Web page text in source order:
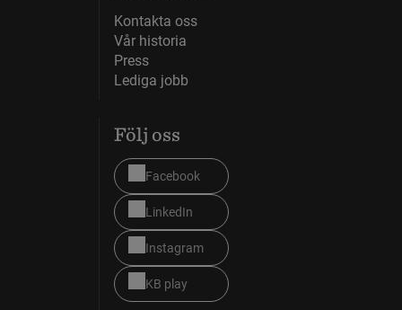
Kontakta oss
Vår historia
Press
Lediga jobb
Följ oss
Facebook
LinkedIn
Instagram
KB play